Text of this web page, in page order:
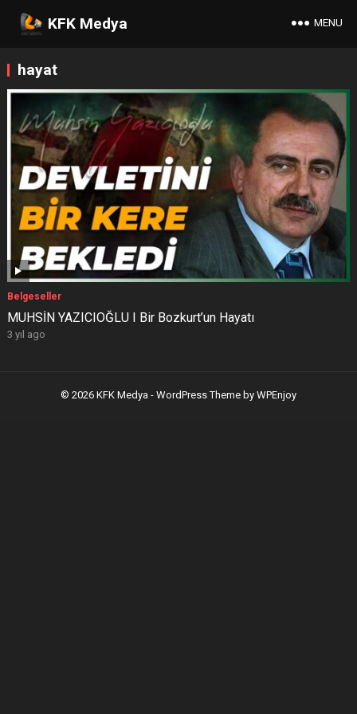
KFK Medya MENU
hayat
Belgeseller
MUHSİN YAZICIOĞLU I Bir Bozkurt’un Hayatı
3 yıl ago
© 2026 KFK Medya - WordPress Theme by WPEnjoy